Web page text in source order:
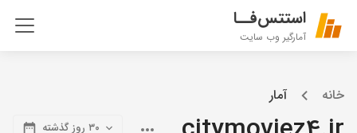
استتس‌فــا
آمارگیر وب سایت
خانه آمار
۳۰ روز گذشته